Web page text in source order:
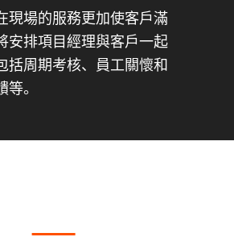
現場的服務更加使客戶滿
安排項目經理與客戶一起
括周期考核、員工關懷和
等。